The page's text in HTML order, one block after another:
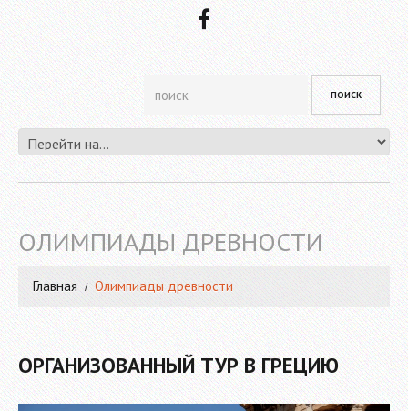
ОЛИМПИАДЫ ДРЕВНОСТИ
Главная Олимпиады древности
ОРГАНИЗОВАННЫЙ ТУР В ГРЕЦИЮ